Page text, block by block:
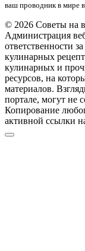
ваш проводник в мире
© 2026 Советы на
Администрация
ответственности
кулинарных
кулинарных и
ресурсов, на
материалов.
портале, могут не
Копирование
активной ссылки